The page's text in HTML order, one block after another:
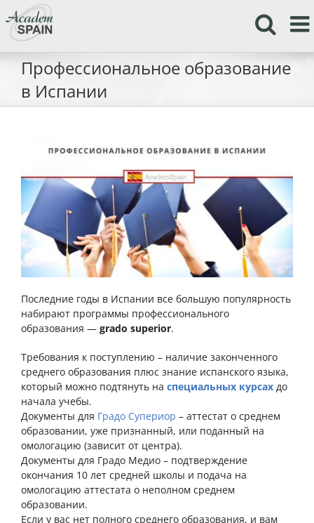
to
content
Профессиональное образование
в Испании
Последние годы в Испании все большую популярность
набирают программы профессионального
образования — grado superior.
Требования к поступлению – наличие законченного
среднего образования плюс знание испанского языка,
который можно подтянуть на специальных курсах до
начала учебы.
Документы для Градо Супериор – аттестат о среднем
образовании, уже признанный, или поданный на
омологацию (зависит от центра).
Документы для Градо Медио – подтверждение
окончания 10 лет средней школы и подача на
омологацию аттестата о неполном среднем
образовании.
Если у вас нет полного среднего образования, и вам